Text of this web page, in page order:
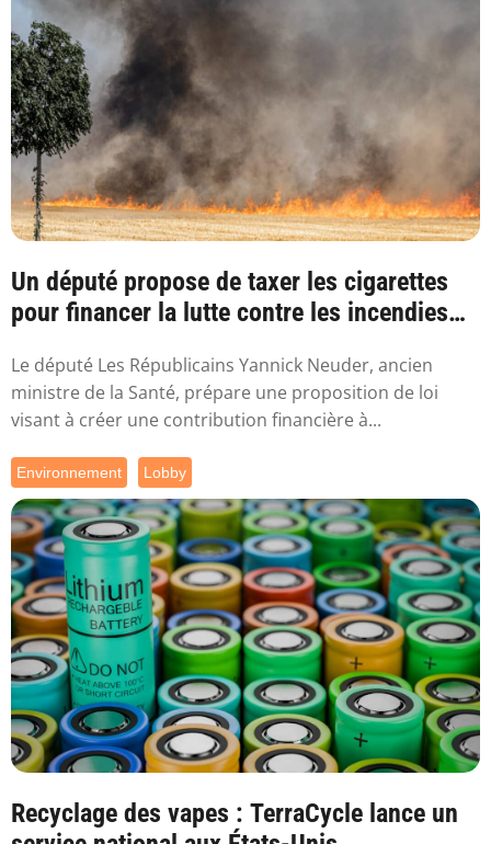
Un député propose de taxer les cigarettes
pour financer la lutte contre les incendies
Le député Les Républicains Yannick Neuder, ancien
ministre de la Santé, prépare une proposition de loi
visant à créer une contribution financière à...
Environnement Lobby
Recyclage des vapes : TerraCycle lance un